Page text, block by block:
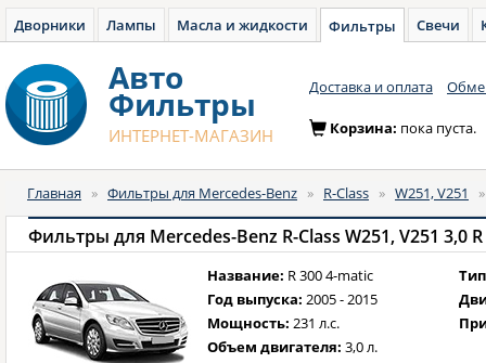
Дворники Лампы Масла и жидкости Фильтры Свечи
Авто
Фильтры
ИНТЕРНЕТ-МАГАЗИН
Доставка и оплата
Корзина: пока пуста.
Главная » Фильтры для Mercedes-Benz » R-Class » W251, V251
Фильтры для Mercedes-Benz R-Class W251, V251 3,0
Название: R 300 4-matic
Год выпуска: 2005 - 2015
Мощность: 231 л.с.
Объем двигателя: 3,0 л.